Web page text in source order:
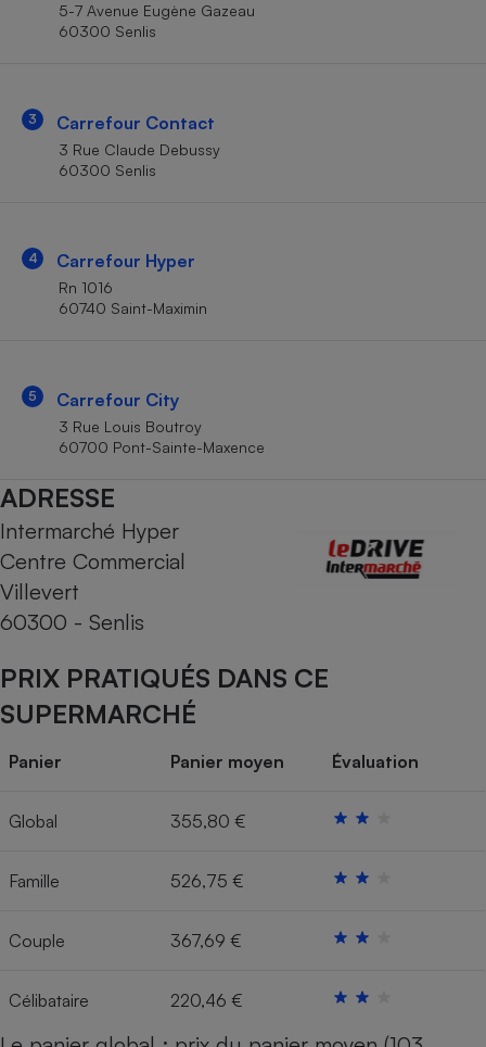
5-7 Avenue Eugène Gazeau
60300 Senlis
3 Carrefour Contact
3 Rue Claude Debussy
60300 Senlis
4 Carrefour Hyper
Rn 1016
60740 Saint-Maximin
5 Carrefour City
3 Rue Louis Boutroy
60700 Pont-Sainte-Maxence
ADRESSE
Intermarché Hyper
Centre Commercial
Villevert
60300 - Senlis
PRIX PRATIQUÉS DANS CE
SUPERMARCHÉ
Panier Panier moyen Évaluation
Global 355,80 €
Famille 526,75 €
Couple 367,69 €
Célibataire 220,46 €
Cafetière à expressos